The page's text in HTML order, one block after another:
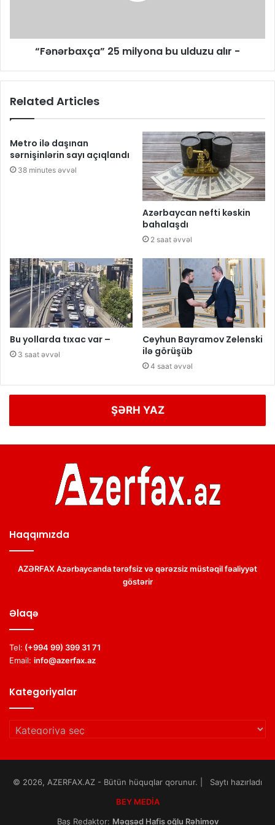
“Fənərbaxça” 25 milyona bu ulduzu alır -
Related Articles
Metro ilə daşınan
sərnişinlərin sayı açıqlandı
38 minutes əvvəl
Azərbaycan nefti kəskin
bahalaşdı
2 saat əvvəl
Bu yollarda tıxac var –
3 saat əvvəl
Ceyhun Bayramov Zelenski
ilə görüşüb
4 saat əvvəl
ŞƏRH YAZ
Haqqımızda
AZƏRFAX Azərbaycanda tərəfsiz və qərəzsiz müstəqil fəaliyyət
göstərir
Əlaqə
Tel: (+994 99) 399 31 71
Email: info@azerfax.az
Kategoriyalar
Kategoriyalar
© 2026, AZERFAX.AZ - Bütün hüquqlar qorunur. | Saytı hazırladı
BEY MEDİA
Baş Redaktor: Məqsəd Hafis oğlu Rəhimov